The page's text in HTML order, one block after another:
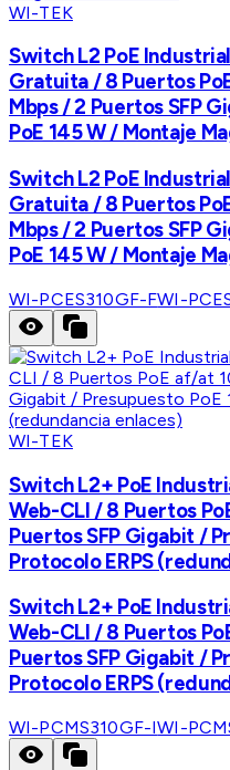
WI-TEK
Switch L2 PoE
Gratuita / 8 Puertos
Mbps / 2 Puertos SFP
PoE 145 W / Montaje
Switch L2 PoE
Gratuita / 8 Puertos
Mbps / 2 Puertos SFP
PoE 145 W / Montaje
WI-PCES310GF-FWI-
WI-TEK
Switch L2+ PoE
Web-CLI / 8 Puertos
Puertos SFP Gigabit /
Protocolo ERPS
Switch L2+ PoE
Web-CLI / 8 Puertos
Puertos SFP Gigabit /
Protocolo ERPS
WI-PCMS310GF-IWI-